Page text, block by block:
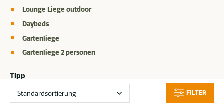
FILTER
Lounge Liege outdoor
Daybeds
Gartenliege
Gartenliege 2 personen
Tipp
Speziell für Sie haben wir eine
Informationsseite mit
nützlichen Tipps und häufig gestellten Fragen zum Thema